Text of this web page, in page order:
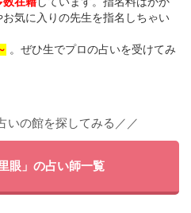
気に入りの先生を指名しちゃい
。ぜひ生でプロの占いを受けてみ
いの館を探してみる／／
眼」の占い師一覧